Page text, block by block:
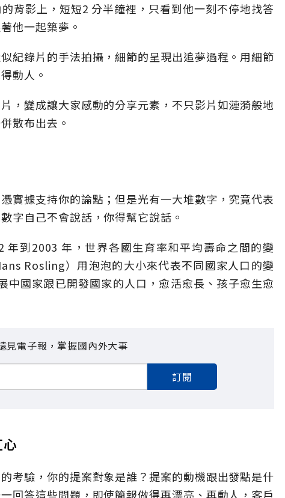
背影上，短短2 分半鐘裡，只看到他一刻不停地找答
他一起築夢。
紀錄片的手法拍攝，細節的呈現出追夢過程。用細節
動人。
，變成讓大家感動的分享元素，不只影片如漣漪般地
散布出去。
實據支持你的論點；但是光有一大堆數字，究竟代表
字自己不會說話，你得幫它說話。
年到2003 年，世界各國生育率和平均壽命之間的變
Rosling）用泡泡的大小來代表不同國家人口的變
中國家跟已開發國家的人口，愈活愈長、孩子愈生愈
見電子報，掌握國內外大事
訂閱
考驗，你的提案對象是誰？提案的動機跟出發點是什
回答這些問題，即使簡報做得再漂亮、再動人，客戶